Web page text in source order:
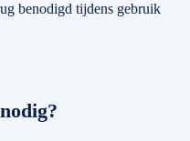
benodigd tijdens gebruik